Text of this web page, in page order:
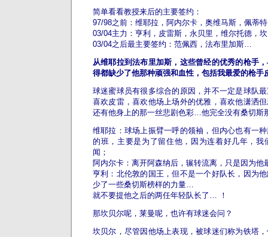
简单看看教授来后的主要签约：
97/98之前：维耶拉，阿内尔卡，奥维马斯，佩蒂
03/04主力：亨利，皮雷斯，永贝里，维尔托德，
03/04之后最主要签约：范佩西，法布里加斯…
从维耶拉到法布里加斯，这些曾经的优秀的枪手
得都缺少了他那种顽强和血性，包括我最爱的枪手
球迷蜜球员有很多综合的原因，并不一定是球队
喜欢皮雷，喜欢他场上场外的优雅，喜欢他潇洒
还有他身上的那一丝悲剧色彩…他完全没有桑切斯
维耶拉：球场上振臂一呼的领袖，但内心也有一
的班，主要是为了留住他，因为连着好几年，我
闻；
阿内尔卡：离开阿森纳后，辗转流离，只是因为他
亨利：北伦敦的国王，但不是一个好队长，因为
少了一些桑切斯榜样的力量…
就不要提他之后的两任年轻队长了… ！
那坎贝尔呢，莱曼呢，也许有球迷会问？
坎贝尔，尽管因他场上表现，被球迷们称为铁塔